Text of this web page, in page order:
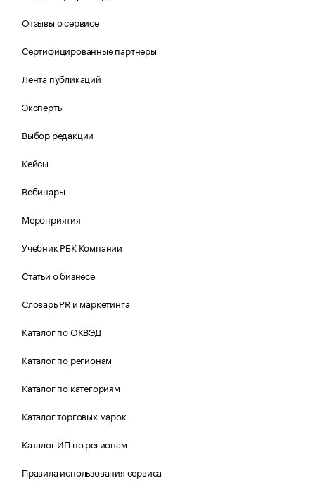
Отзывы о сервисе
Сертифицированные партнеры
Лента публикаций
Эксперты
Выбор редакции
Кейсы
Вебинары
Мероприятия
Учебник РБК Компании
Статьи о бизнесе
Словарь PR и маркетинга
Каталог по ОКВЭД
Каталог по регионам
Каталог по категориям
Каталог торговых марок
Каталог ИП по регионам
Правила использования сервиса